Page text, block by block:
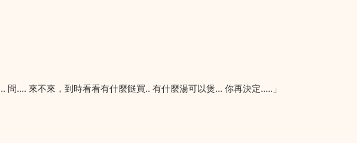
.... 來不來，到時看看有什麼餸買.. 有什麼湯可以煲... 你再決定.....」